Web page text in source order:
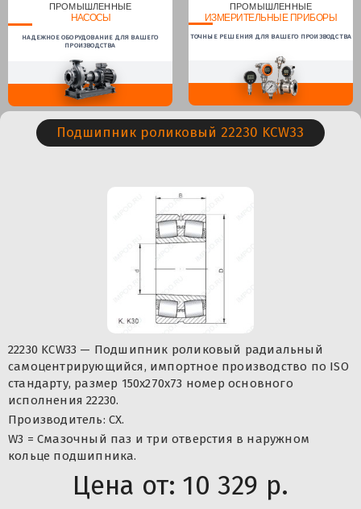
ПРОМЫШЛЕННЫЕ
НАСОСЫ
НАДЕЖНОЕ ОБОРУДОВАНИЕ ДЛЯ ВАШЕГО
ПРОИЗВОДСТВА
ПРОМЫШЛЕННЫЕ
ИЗМЕРИТЕЛЬНЫЕ ПРИБОРЫ
ТОЧНЫЕ РЕШЕНИЯ ДЛЯ ВАШЕГО ПРОИЗВОДСТВА
Подшипник роликовый 22230 KCW33
22230 KCW33 — Подшипник роликовый радиальный
самоцентрирующийся, импортное производство по ISO
стандарту, размер 150x270x73 номер основного
исполнения 22230.
Производитель: CX.
W3 = Смазочный паз и три отверстия в наружном
кольце подшипника.
Цена от: 10 329 р.